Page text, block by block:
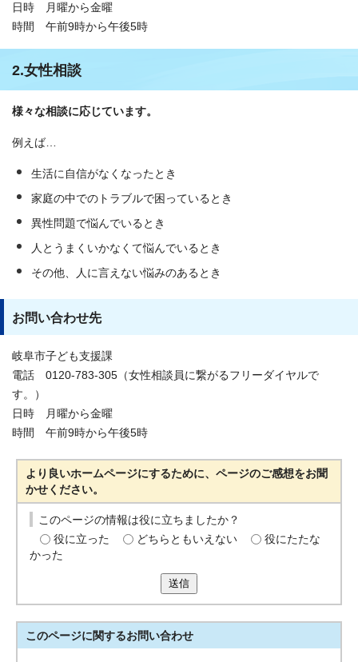
日時 月曜から金曜
時間 午前9時から午後5時
2.女性相談
様々な相談に応じています。
例えば…
生活に自信がなくなったとき
家庭の中でのトラブルで困っているとき
異性問題で悩んでいるとき
人とうまくいかなくて悩んでいるとき
その他、人に言えない悩みのあるとき
お問い合わせ先
岐阜市子ども支援課
電話 0120-783-305（女性相談員に繋がるフリーダイヤルで
す。）
日時 月曜から金曜
時間 午前9時から午後5時
より良いホームページにするために、ページのご感想をお聞
かせください。
このページの情報は役に立ちましたか？
役に立った
どちらともいえない
役にたたな
かった
送信
このページに関するお問い合わせ